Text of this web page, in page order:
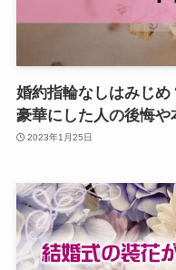
婚約指輪なしはみじ
豪華にした人の後悔や
2023年1月25日